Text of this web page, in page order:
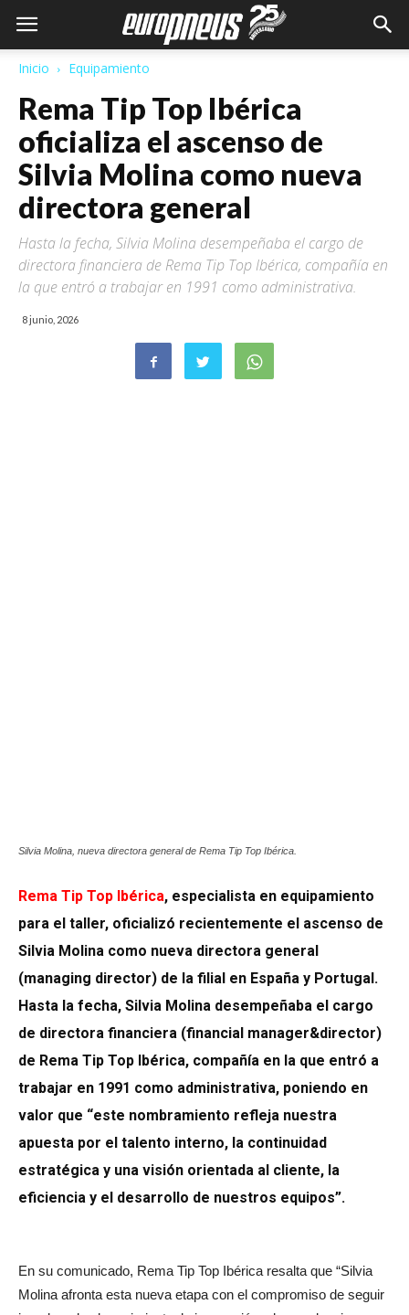
Inicio Equipamiento
Rema Tip Top Ibérica
oficializa el ascenso de
Silvia Molina como nueva
directora general
Hasta la fecha, Silvia Molina desempeñaba el cargo de
directora financiera de Rema Tip Top Ibérica, compañía en
la que entró a trabajar en 1991 como administrativa.
8 junio, 2026
Silvia Molina, nueva directora general de Rema Tip Top Ibérica.
Rema Tip Top Ibérica, especialista en equipamiento
para el taller, oficializó recientemente el ascenso de
Silvia Molina como nueva directora general
(managing director) de la filial en España y Portugal.
Hasta la fecha, Silvia Molina desempeñaba el cargo
de directora financiera (financial manager&director)
de Rema Tip Top Ibérica, compañía en la que entró a
trabajar en 1991 como administrativa, poniendo en
valor que “este nombramiento refleja nuestra
apuesta por el talento interno, la continuidad
estratégica y una visión orientada al cliente, la
eficiencia y el desarrollo de nuestros equipos”.
En su comunicado, Rema Tip Top Ibérica resalta que “Silvia
Molina afronta esta nueva etapa con el compromiso de seguir